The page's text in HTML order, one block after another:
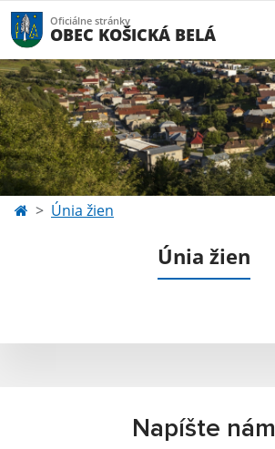
Oficiálne stránky
OBEC KOŠICKÁ BELÁ
Únia žien
Únia žien
Napíšte nám